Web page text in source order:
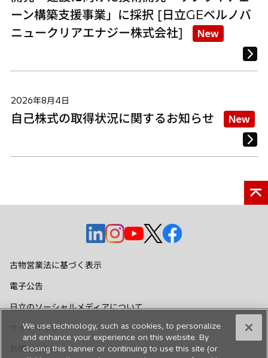
ーン構築支援事業」に採択 [日立GEベルノバ
ニュークリアエナジー株式会社]
New
2026年8月4日
自己株式の取得状況に関するお知らせ New
新
し
で
く
新
で
く
新
し
く
新
し
く
新
く
古物営業法に基づく表示
電子公告
日立のソーシャルメディアについて
サイトマップ
お問い合わせ
We use technology, such as cookies, to personalize
and enhance your experience on this website. By
closing this banner or continuing to use this site (or